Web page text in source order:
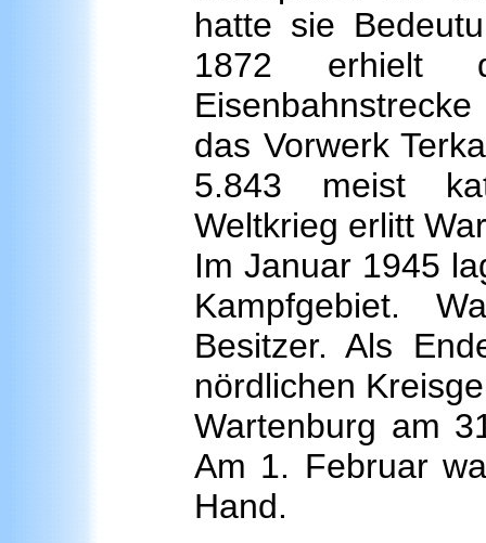
hatte sie
1872 erhielt
das Vorwerk
5.843 meist
Weltkrieg erlitt
Im Januar 1945
Kampfgebiet.
Besitzer. Als
nördlichen
Wartenburg am
Am 1. Februar
Hand.